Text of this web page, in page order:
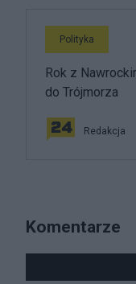
Polityka
Rok z
do Trójmorza
Redakcja
Komentarze